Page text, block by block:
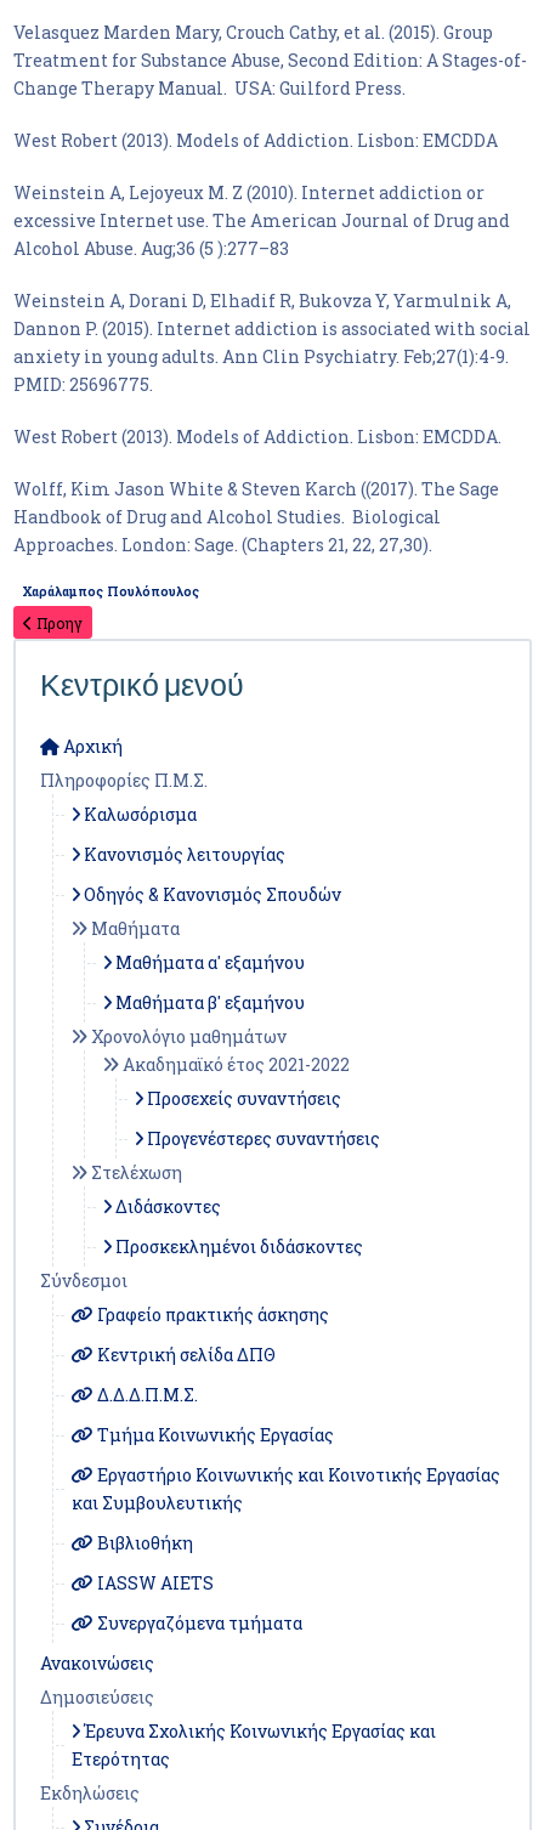
Velasquez Marden Mary, Crouch Cathy, et al. (2015). Group
Treatment for Substance Abuse, Second Edition: A Stages-of-
Change Therapy Manual. USA: Guilford Press.
West Robert (2013). Models of Addiction. Lisbon: EMCDDA
Weinstein A, Lejoyeux M. Ζ (2010). Internet addiction or
excessive Internet use. The American Journal of Drug and
Alcohol Abuse. Aug;36 (5 ):277–83
Weinstein A, Dorani D, Elhadif R, Bukovza Y, Yarmulnik A,
Dannon P. (2015). Internet addiction is associated with social
anxiety in young adults. Ann Clin Psychiatry. Feb;27(1):4-9.
PMID: 25696775.
West Robert (2013). Models of Addiction. Lisbon: EMCDDA.
Wolff, Kim Jason White & Steven Karch ((2017). The Sage
Handbook of Drug and Alcohol Studies. Biological
Approaches. London: Sage. (Chapters 21, 22, 27,30).
Χαράλαμπος Πουλόπουλος
Προηγ
Κεντρικό μενού
Αρχική
Πληροφορίες Π.Μ.Σ.
Καλωσόρισμα
Κανονισμός λειτουργίας
Οδηγός & Κανονισμός Σπουδών
Μαθήματα
Μαθήματα α' εξαμήνου
Μαθήματα β' εξαμήνου
Χρονολόγιο μαθημάτων
Ακαδημαϊκό έτος 2021-2022
Προσεχείς συναντήσεις
Προγενέστερες συναντήσεις
Στελέχωση
Διδάσκοντες
Προσκεκλημένοι διδάσκοντες
Σύνδεσμοι
Γραφείο πρακτικής άσκησης
Κεντρική σελίδα ΔΠΘ
Δ.Δ.Δ.Π.Μ.Σ.
Τμήμα Κοινωνικής Εργασίας
Εργαστήριο Κοινωνικής και Κοινοτικής Εργασίας
και Συμβουλευτικής
Βιβλιοθήκη
IASSW AIETS
Συνεργαζόμενα τμήματα
Ανακοινώσεις
Δημοσιεύσεις
Έρευνα Σχολικής Κοινωνικής Εργασίας και
Ετερότητας
Εκδηλώσεις